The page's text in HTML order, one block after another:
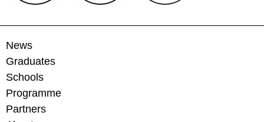
News
Graduates
Schools
Programme
Partners